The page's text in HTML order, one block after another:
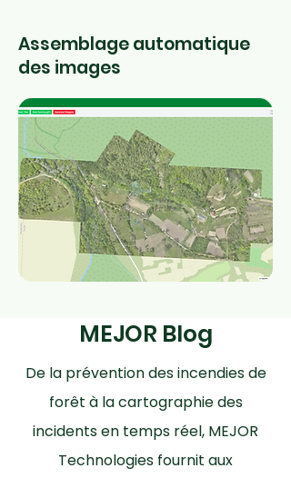
Assemblage automatique
des images
MEJOR Blog
De la prévention des incendies de
forêt à la cartographie des
incidents en temps réel, MEJOR
Technologies fournit aux